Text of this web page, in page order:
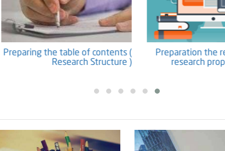
Preparing the table
Preparation the Theoretical
Framework for Master's and PHD